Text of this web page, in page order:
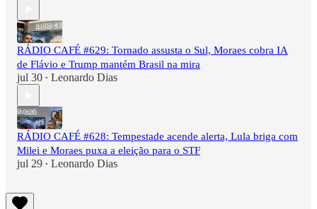
RÁDIO CAFÉ #629: Tornado assusta o Sul, Moraes cobra IA
de Flávio e Trump mantém Brasil na mira
jul 30 • Leonardo Dias
RÁDIO CAFÉ #628: Tempestade acende alerta, Lula briga com
Milei e Moraes puxa a eleição para o STF
jul 29 • Leonardo Dias